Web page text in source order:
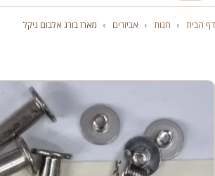
דף הבית › חנות › אביזרים › מארז בורג אלבום ניקל